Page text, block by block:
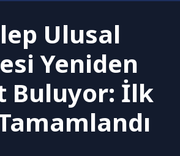
Ulusal
Yeniden
Buluyor: İlk